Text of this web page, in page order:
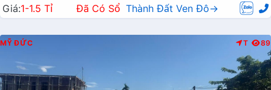
Giá:1-1.5 Tỉ Đã Có Sổ Thành Đất Ven Đô→
MỸ ĐỨC T 89